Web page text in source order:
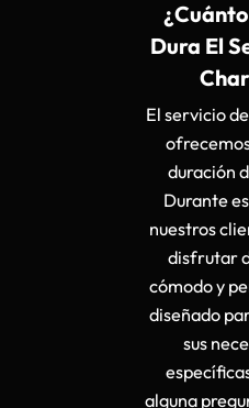
Dura El
El servicio
duración
Durante
nuestros
disfrutar
cómodo y
diseñado
sus
alguna